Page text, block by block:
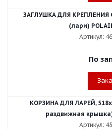
ЗАГЛУШКА ДЛЯ КРЕПЛЕНИЯ
(лари)
Артикул:
По
КОРЗИНА ДЛЯ ЛАРЕЙ,
раздвижная крышка)
Артикул: